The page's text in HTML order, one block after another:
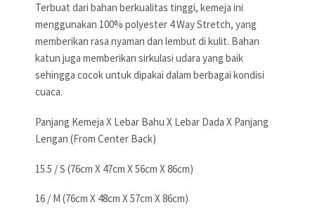
Terbuat dari bahan berkualitas tinggi, kemeja ini
menggunakan 100% polyester 4 Way Stretch, yang
memberikan rasa nyaman dan lembut di kulit. Bahan
katun juga memberikan sirkulasi udara yang baik
sehingga cocok untuk dipakai dalam berbagai kondisi
cuaca.
Panjang Kemeja X Lebar Bahu X Lebar Dada X Panjang
Lengan (From Center Back)
15.5 / S (76cm X 47cm X 56cm X 86cm)
16 / M (76cm X 48cm X 57cm X 86cm)